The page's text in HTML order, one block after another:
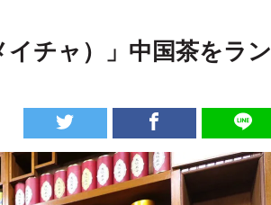
チャ）」中国茶をラン